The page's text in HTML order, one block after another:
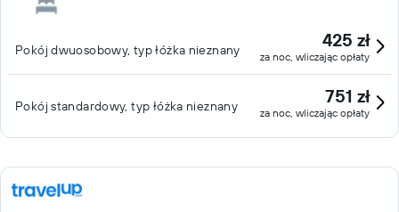
Pokój dwuosobowy, typ łóżka nieznany 425 zł
za noc, wliczając opłaty
Pokój standardowy, typ łóżka nieznany 751 zł
za noc, wliczając opłaty